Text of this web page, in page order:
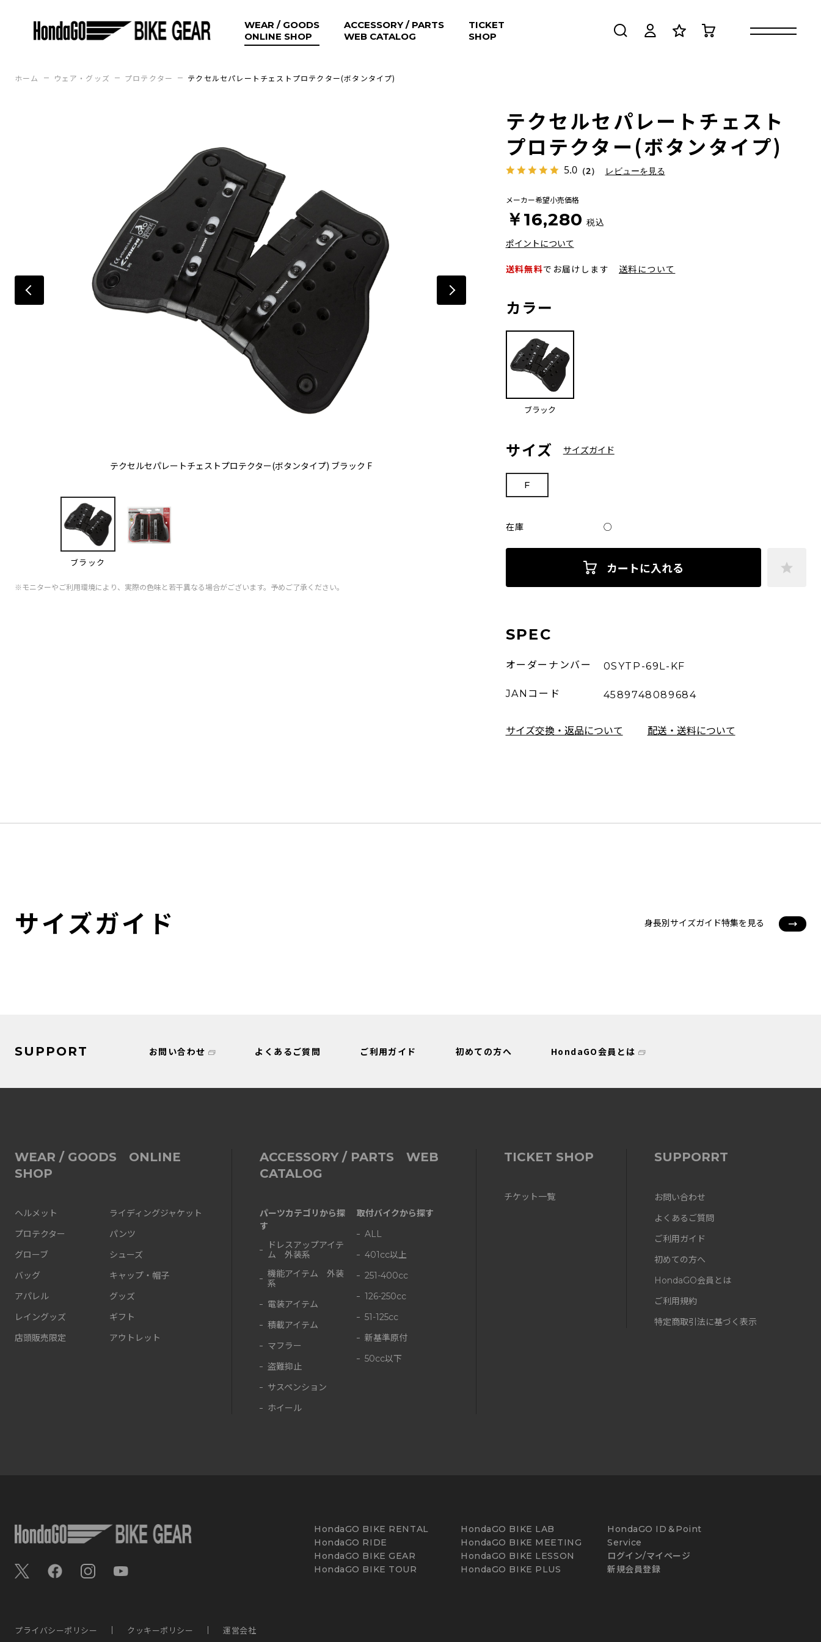
WEAR / GOODS
ONLINE SHOP
ACCESSORY / PARTS
WEB CATALOG
TICKET
SHOP
検索 ログイン お気に入り
ホーム ウェア・グッズ プロテクター テクセルセパレートチェストプロテクター(ボタンタイプ)
テクセルセパレートチェストプロテクター(ボタンタイプ) ブラック F
ブラック
※モニターやご利用環境により、実際の色味と若干異なる場合がございます。予めご了承ください。
テクセルセパレートチェスト
プロテクター(ボタンタイプ)
5.0（2） レビューを見る
メーカー希望小売価格
￥16,280 税込
ポイントについて
送料無料でお届けします 送料について
カラー
ブラック
サイズ サイズガイド
F
在庫 ○
カートに入れる
SPEC
オーダーナンバー 0SYTP-69L-KF
JANコード 4589748089684
サイズ交換・返品について 配送・送料について
サイズガイド 身長別サイズガイド特集を見る
SUPPORT お問い合わせ よくあるご質問 ご利用ガイド 初めての方へ HondaGO会員とは
WEAR / GOODS ONLINE
SHOP
ヘルメット
ライディングジャケット
プロテクター
パンツ
グローブ
シューズ
バッグ
キャップ・帽子
アパレル
グッズ
レイングッズ
ギフト
店頭販売限定
アウトレット
ACCESSORY / PARTS WEB
CATALOG
パーツカテゴリから探
す
ドレスアップアイテ
ム 外装系
機能アイテム 外装
系
電装アイテム
積載アイテム
マフラー
盗難抑止
サスペンション
ホイール
取付バイクから探す
ALL
401cc以上
251-400cc
126-250cc
51-125cc
新基準原付
50cc以下
TICKET SHOP
チケット一覧
SUPPORRT
お問い合わせ
よくあるご質問
ご利用ガイド
初めての方へ
HondaGO会員とは
ご利用規約
特定商取引法に基づく表示
HondaGO BIKE RENTAL
HondaGO RIDE
HondaGO BIKE GEAR
HondaGO BIKE TOUR
HondaGO BIKE LAB
HondaGO BIKE MEETING
HondaGO BIKE LESSON
HondaGO BIKE PLUS
HondaGO ID＆Point
Service
ログイン/マイページ
新規会員登録
プライバシーポリシー クッキーポリシー 運営会社